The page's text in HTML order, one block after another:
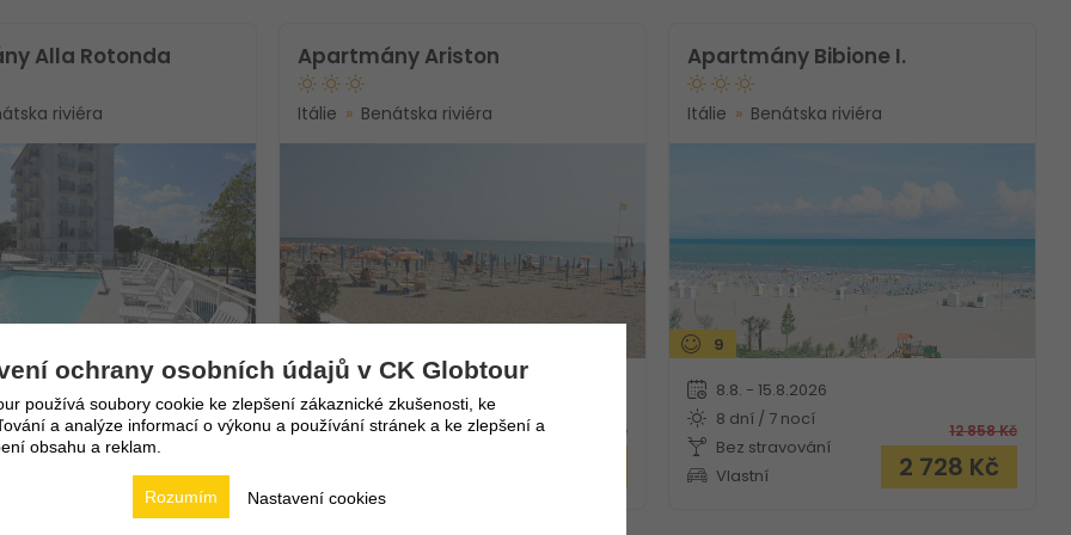
Alla Rotonda
riviéra
15 440Kč
6 257Kč
Apartmány Ariston
Itálie Benátska riviéra
8.8. - 15.8.2026
8 dní / 7 nocí
Kč
Apartmány Bibione I.
Itálie Benátska riviéra
9
8.8. - 15.8.2026
8 dní / 7 nocí
Bez stravování
Vlastní
12 858Kč
2 728 Kč
ochrany osobních údajů v CK Globtour
používá soubory cookie ke zlepšení zákaznické zkušenosti, ke
a analýze informací o výkonu a používání stránek a ke zlepšení a
obsahu a reklam.
Nastavení cookies
Rozumím